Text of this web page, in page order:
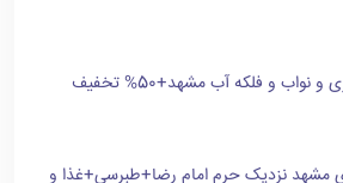
و فلکه آب مشهد+50% تخفیف
مشهد نزدیک حرم امام رضا+طبرسی+غذا و